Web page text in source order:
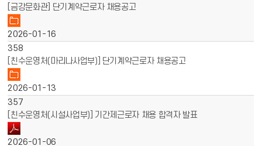
[금강문화관] 단기계약근로자 채용공고
2026-01-16
358
[친수운영처(마리나사업부)] 단기계약근로자 채용공고
2026-01-13
357
[친수운영처(시설사업부)] 기간제근로자 채용 합격자 발표
2026-01-06